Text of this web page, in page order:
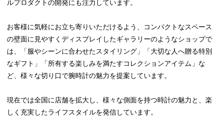
ルプロダクトの開発にも注力しています。
お客様に気軽にお立ち寄りいただけるよう、コンパクトなスペース
の壁面に見やすくディスプレイしたギャラリーのようなショップで
は、「服やシーンに合わせたスタイリング」「大切な人へ贈る特別
なギフト」「所有する楽しみを満たすコレクションアイテム」な
ど、様々な切り口で腕時計の魅力を提案しています。
現在では全国に店舗を拡大し、様々な側面を持つ時計の魅力と、楽
しく充実したライフスタイルを発信しています。